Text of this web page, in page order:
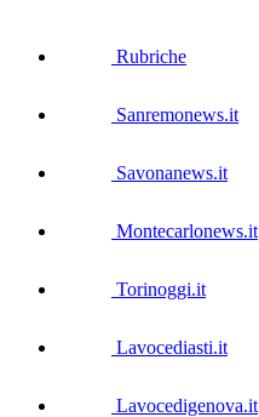
Rubriche
Sanremonews.it
Savonanews.it
Montecarlonews.it
Torinoggi.it
Lavocediasti.it
Lavocedigenova.it